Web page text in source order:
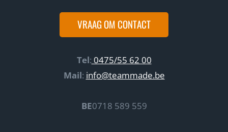
VRAAG OM CONTACT
Tel: 0475/55 62 00
Mail: info@teammade.be
BE0718 589 559